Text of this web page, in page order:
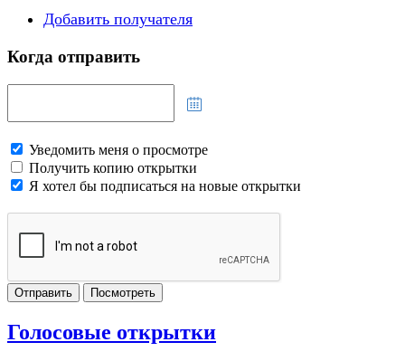
Добавить получателя
Когда отправить
Уведомить меня о просмотре
Получить копию открытки
Я хотел бы подписаться на новые открытки
Отправить Посмотреть
Голосовые открытки